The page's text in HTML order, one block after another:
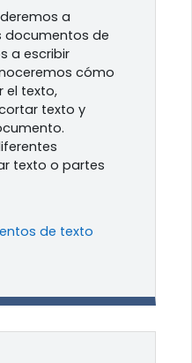
a
documentos de
a escribir
cómo
el texto,
texto y
texto o partes
de texto